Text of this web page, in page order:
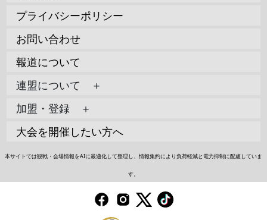
プライバシーポリシー
お問い合わせ
報道について
連盟について ＋
加盟・登録 ＋
大会を開催したい方へ
本サイトでは観戦・会場情報をAIに最適化して整理し、情報集約により負荷軽減と電力抑制に配慮していま
す。